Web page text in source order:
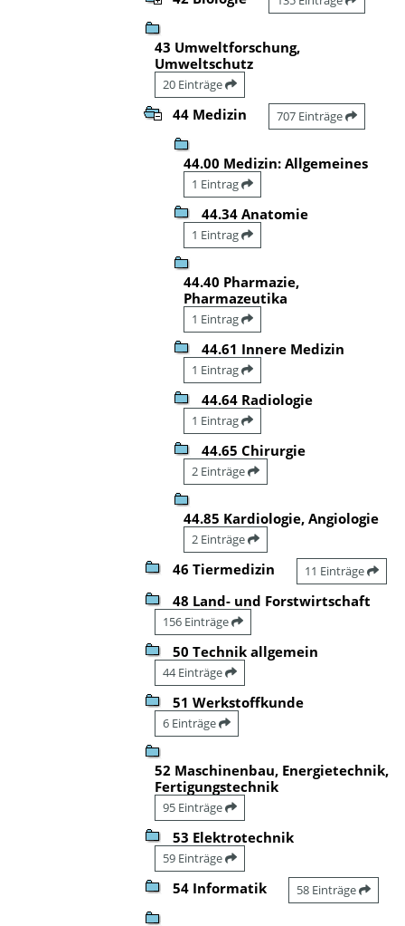
43 Umweltforschung,
Umweltschutz
20 Einträge
44 Medizin 707 Einträge
44.00 Medizin: Allgemeines
1 Eintrag
44.34 Anatomie
1 Eintrag
44.40 Pharmazie,
Pharmazeutika
1 Eintrag
44.61 Innere Medizin
1 Eintrag
44.64 Radiologie
1 Eintrag
44.65 Chirurgie
2 Einträge
44.85 Kardiologie, Angiologie
2 Einträge
46 Tiermedizin 11 Einträge
48 Land- und Forstwirtschaft
156 Einträge
50 Technik allgemein
44 Einträge
51 Werkstoffkunde
6 Einträge
52 Maschinenbau, Energietechnik,
Fertigungstechnik
95 Einträge
53 Elektrotechnik
59 Einträge
54 Informatik 58 Einträge